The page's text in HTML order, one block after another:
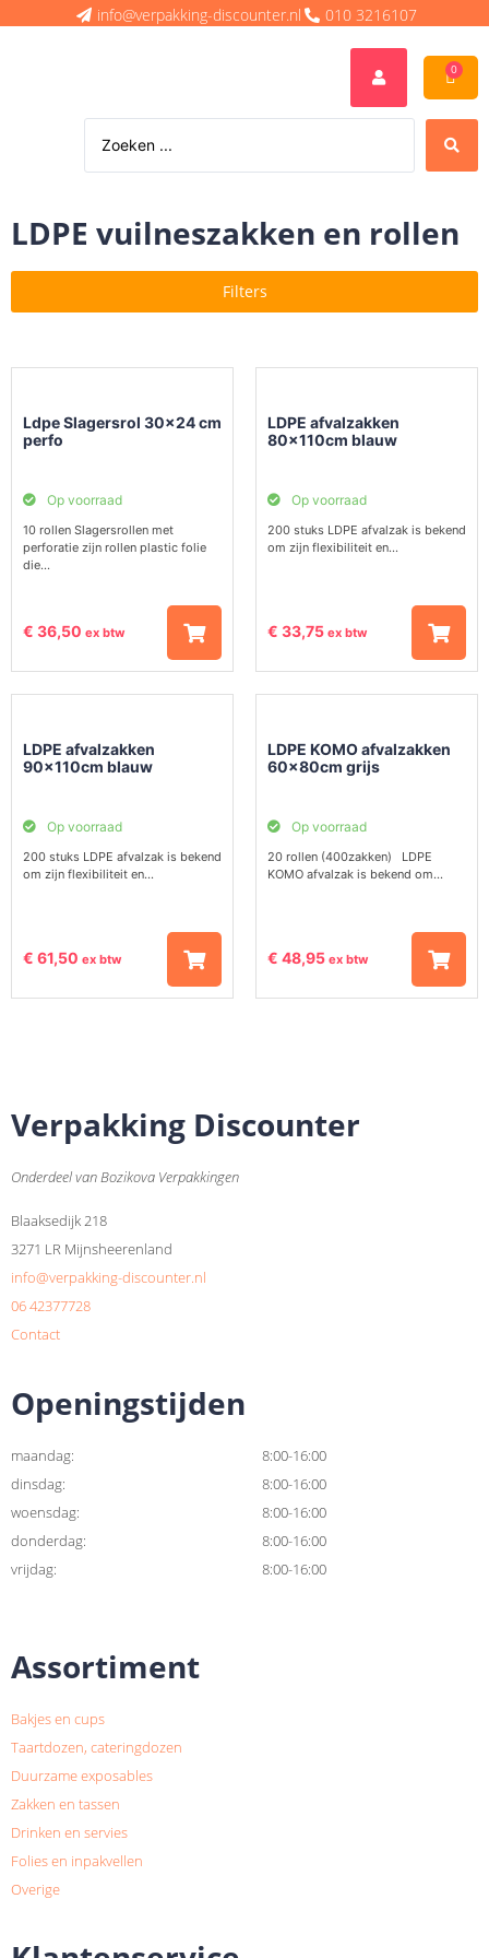
info@verpakking-discounter.nl 010 3216107
0
LDPE vuilneszakken en rollen
Filters
Op voorraad
Ldpe Slagersrol 30×24 cm
perfo
€ 36,50 ex btw
10 rollen Slagersrollen met
perforatie zijn rollen plastic folie
die...
Op voorraad
LDPE afvalzakken
80x110cm blauw
€ 33,75 ex btw
200 stuks LDPE afvalzak is bekend
om zijn flexibiliteit en...
Op voorraad
LDPE afvalzakken
90x110cm blauw
€ 61,50 ex btw
200 stuks LDPE afvalzak is bekend
om zijn flexibiliteit en...
Op voorraad
LDPE KOMO afvalzakken
60x80cm grijs
€ 48,95 ex btw
20 rollen (400zakken) LDPE
KOMO afvalzak is bekend om...
Verpakking Discounter
Onderdeel van Bozikova Verpakkingen
Blaaksedijk 218
3271 LR Mijnsheerenland
info@verpakking-discounter.nl
06 42377728
Contact
Openingstijden
maandag:
8:00-16:00
dinsdag:
8:00-16:00
woensdag:
8:00-16:00
donderdag:
8:00-16:00
vrijdag:
8:00-16:00
Assortiment
Bakjes en cups
Taartdozen, cateringdozen
Duurzame exposables
Zakken en tassen
Drinken en servies
Folies en inpakvellen
Overige